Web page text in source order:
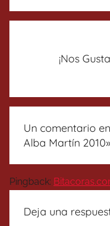
¡Nos
Un comentario
Alba Martín 2010»
Pingback:
Deja una